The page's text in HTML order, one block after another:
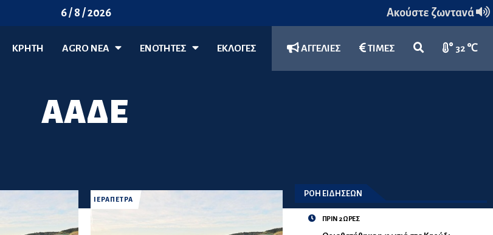
6 / 8 / 2026 Ακούστε ζωντανά
ΚΡΗΤΗ AGRO ΝΈΑ ΕΝΟΤΗΤΕΣ ΕΚΛΟΓΕΣ ΑΓΓΕΛΙΕΣ ΤΙΜΕΣ 32 ℃
ΑΑΔΕ
ΙΕΡΑΠΕΤΡΑ
ΡΟΗ ΕΙΔΗΣΕΩΝ
ΠΡΙΝ 2 ΩΡΕΣ